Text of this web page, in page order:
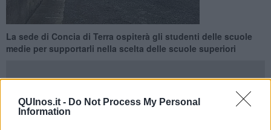
QUInos.it - Do Not Process My Personal
Information
La sede di Concia di Terra ospiterà gli studenti delle scuole
medie per supportarli nella scelta delle scuole superiori